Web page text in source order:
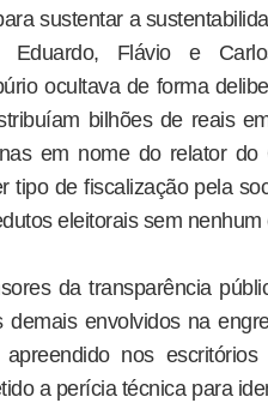
sustentar a
Flávio e
ocultava de forma
bilhões de reais
em nome do relator do
tipo de fiscalização pela
eleitorais sem nenhum
da transparência
envolvidos na
nos
a perícia técnica para